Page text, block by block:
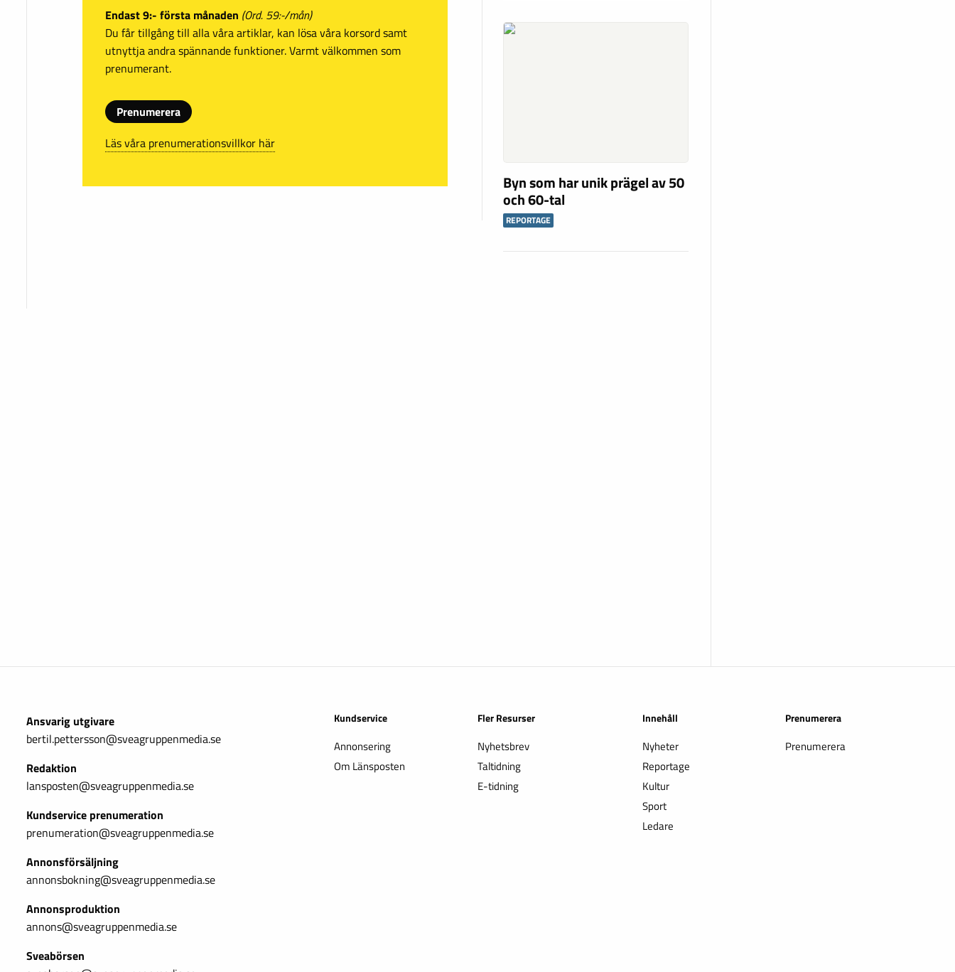
Endast 9:- första månaden (Ord. 59:-/mån)
Du får tillgång till alla våra artiklar, kan lösa våra korsord samt
utnyttja andra spännande funktioner. Varmt välkommen som
prenumerant.
Prenumerera
Läs våra prenumerationsvillkor här
Byn som har unik prägel av 50
och 60-tal
REPORTAGE
Ansvarig utgivare
bertil.pettersson@sveagruppenmedia.se
Redaktion
lansposten@sveagruppenmedia.se
Kundservice prenumeration
prenumeration@sveagruppenmedia.se
Annonsförsäljning
annonsbokning@sveagruppenmedia.se
Annonsproduktion
annons@sveagruppenmedia.se
Sveabörsen
Kundservice
Annonsering
Om Länsposten
Fler Resurser
Nyhetsbrev
Taltidning
E-tidning
Innehåll
Nyheter
Reportage
Kultur
Sport
Ledare
Prenumerera
Prenumerera